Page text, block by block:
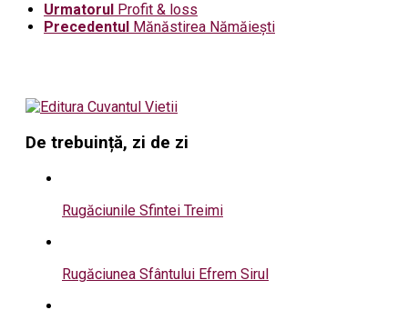
Urmatorul Profit & loss
Precedentul Mănăstirea Nămăiești
De trebuință, zi de zi
Rugăciunile Sfintei Treimi
Rugăciunea Sfântului Efrem Sirul